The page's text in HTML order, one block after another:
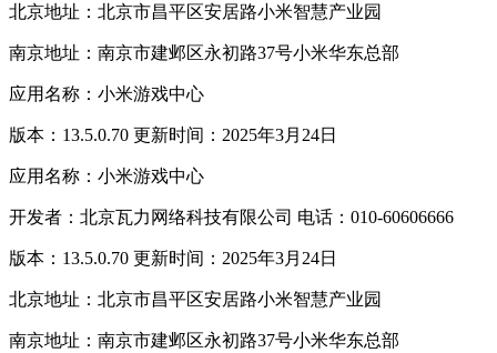
北京地址：北京市昌平区安居路小米智慧产业园
南京地址：南京市建邺区永初路37号小米华东总部
应用名称：小米游戏中心
版本：13.5.0.70 更新时间：2025年3月24日
应用名称：小米游戏中心
开发者：北京瓦力网络科技有限公司 电话：010-60606666
版本：13.5.0.70 更新时间：2025年3月24日
北京地址：北京市昌平区安居路小米智慧产业园
南京地址：南京市建邺区永初路37号小米华东总部